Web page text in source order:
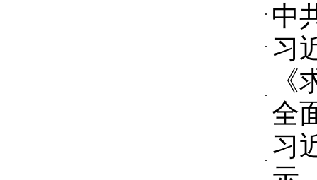
中
习
全
习